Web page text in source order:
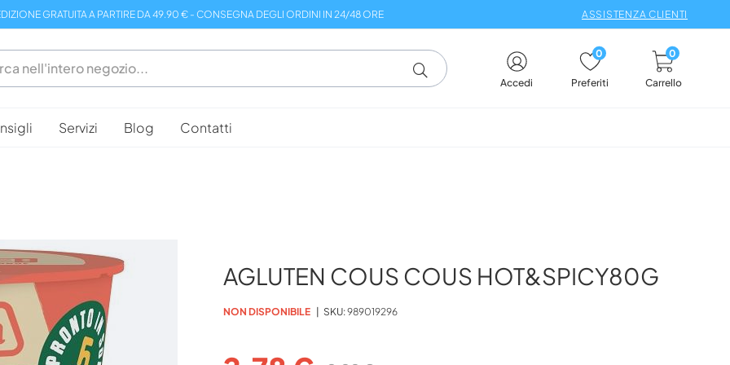
GRATUITA A PARTIRE DA 49.90 € - CONSEGNA DEGLI ORDINI IN 24/48 ORE ASSISTENZA CLIENTI
Accedi Preferiti
0
Carrello
0
Servizi Blog Contatti
AGLUTEN COUS COUS HOT&SPICY80G
NON DISPONIBILE SKU 989019296